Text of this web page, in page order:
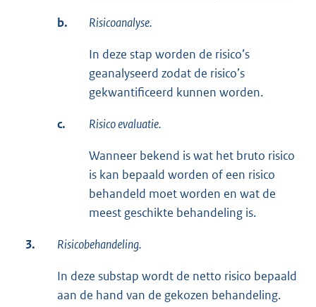
b. Risicoanalyse.
In deze stap worden de risico’s
geanalyseerd zodat de risico’s
gekwantificeerd kunnen worden.
c. Risico evaluatie.
Wanneer bekend is wat het bruto risico
is kan bepaald worden of een risico
behandeld moet worden en wat de
meest geschikte behandeling is.
3. Risicobehandeling.
In deze substap wordt de netto risico bepaald
aan de hand van de gekozen behandeling.